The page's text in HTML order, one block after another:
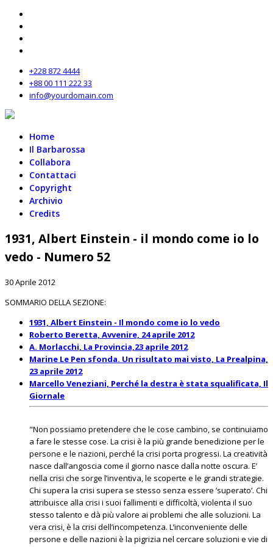
+228 872 4444
+88 00 111 222 33
info@yourdomain.com
Home
Il Barbarossa
Collabora
Contattaci
Copyright
Archivio
Credits
1931, Albert Einstein - il mondo come io lo
vedo - Numero 52
30 Aprile 2012
SOMMARIO DELLA SEZIONE:
1931, Albert Einstein - Il mondo come io lo vedo
Roberto Beretta, Avvenire, 24 aprile 2012
A. Morlacchi, La Provincia,23 aprile 2012
Marine Le Pen sfonda. Un risultato mai visto, La Prealpina,
23 aprile 2012
Marcello Veneziani, Perché la destra è stata squalificata, Il
Giornale
"Non possiamo pretendere che le cose cambino, se continuiamo
a fare le stesse cose. La crisi è la più grande benedizione per le
persone e le nazioni, perché la crisi porta progressi. La creatività
nasce dall’angoscia come il giorno nasce dalla notte oscura. E’
nella crisi che sorge l’inventiva, le scoperte e le grandi strategie.
Chi supera la crisi supera se stesso senza essere ’superato’. Chi
attribuisce alla crisi i suoi fallimenti e difficoltà, violenta il suo
stesso talento e dà più valore ai problemi che alle soluzioni. La
vera crisi, è la crisi dell’incompetenza. L’inconveniente delle
persone e delle nazioni è la pigrizia nel cercare soluzioni e vie di